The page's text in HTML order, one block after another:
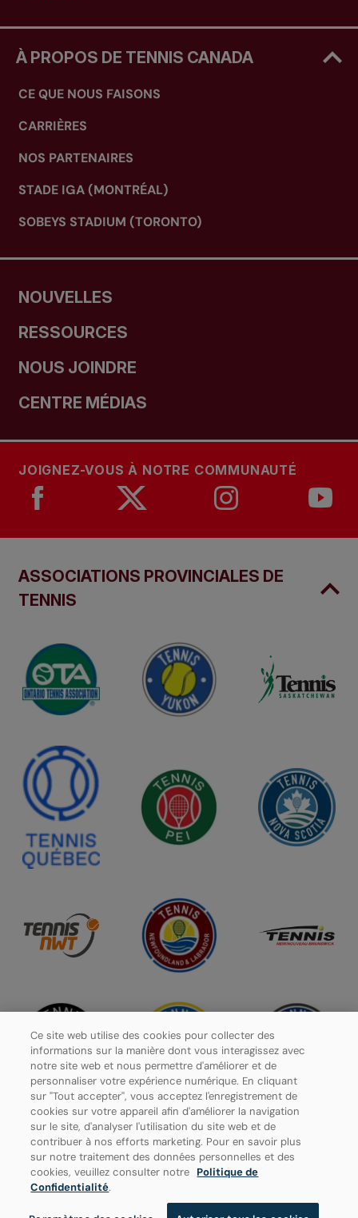
À PROPOS DE TENNIS CANADA
CE QUE NOUS FAISONS
CARRIÈRES
NOS PARTENAIRES
STADE IGA (MONTRÉAL)
SOBEYS STADIUM (TORONTO)
NOUVELLES
RESSOURCES
NOUS JOINDRE
CENTRE MÉDIAS
JOIGNEZ-VOUS À NOTRE COMMUNAUTÉ
ASSOCIATIONS PROVINCIALES DE
TENNIS
Politique de confidentialité
Paramètres des cookies
Ce site web utilise des cookies pour collecter des
informations sur la manière dont vous interagissez avec
notre site web et nous permettre d'améliorer et de
personnaliser votre expérience numérique. En cliquant
sur "Tout accepter", vous acceptez l'enregistrement de
cookies sur votre appareil afin d'améliorer la navigation
sur le site, d'analyser l'utilisation du site web et de
contribuer à nos efforts marketing. Pour en savoir plus
sur notre traitement des données personnelles et des
cookies, veuillez consulter notre Politique de
Confidentialité.